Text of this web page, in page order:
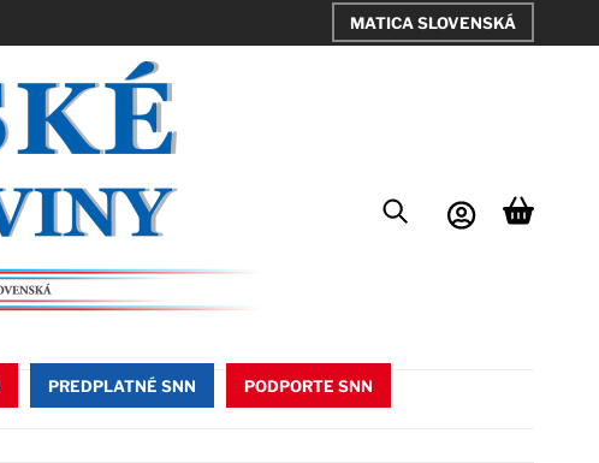
MATICA SLOVENSKÁ
PREDPLATNÉ SNN PODPORTE SNN